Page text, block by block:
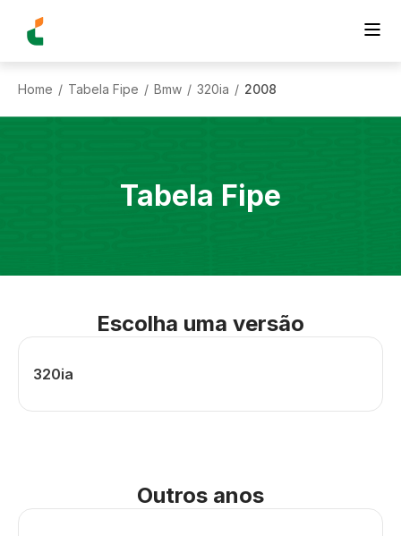
Home / Tabela Fipe / Bmw / 320ia / 2008
Tabela Fipe
Escolha uma versão
320ia
Outros anos